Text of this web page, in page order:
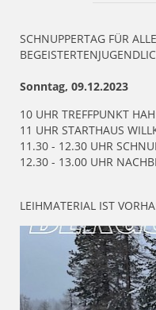
SCHNUPPERTAG FÜR
Sonntag, 09.12.2023
10 UHR TREFFPUNKT
11 UHR STARTHAUS
11.30 - 12.30 UHR
12.30 - 13.00 UHR
LEIHMATERIAL IST